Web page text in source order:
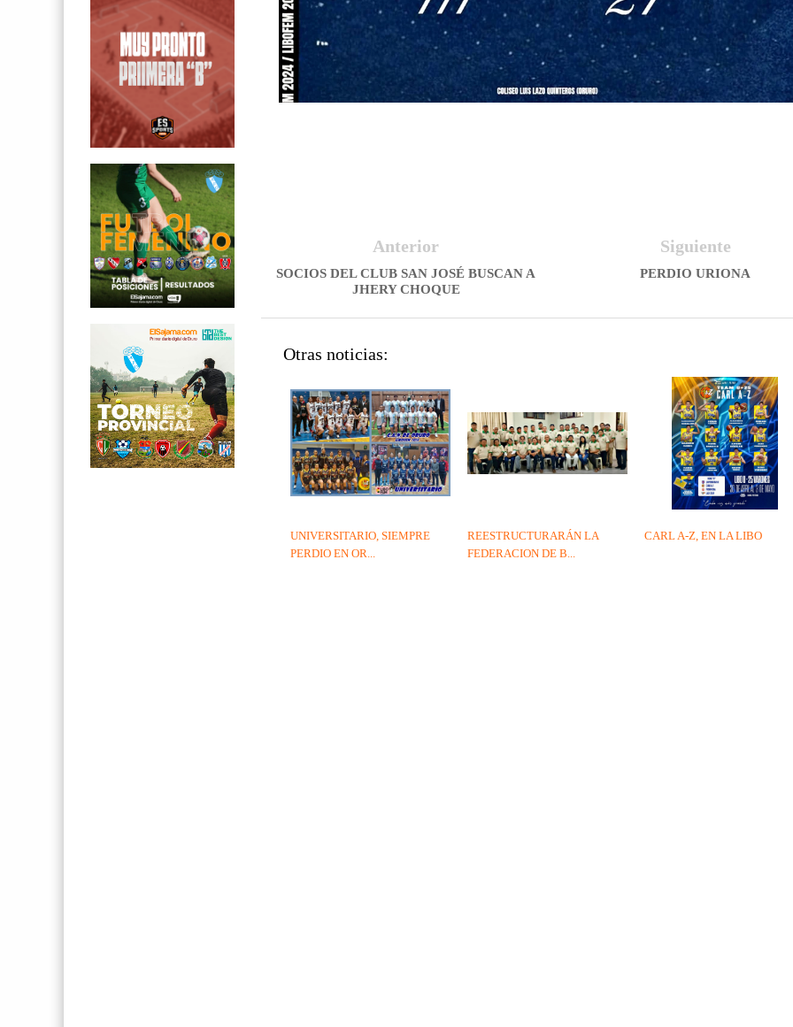
Siguiente
PERDIO URIONA
Anterior
SOCIOS DEL CLUB SAN JOSÉ BUSCAN A
JHERY CHOQUE
Otras noticias:
CARL A-Z, EN LA LIBO
REESTRUCTURARÁN LA
FEDERACION DE B...
UNIVERSITARIO, SIEMPRE
PERDIO EN OR...